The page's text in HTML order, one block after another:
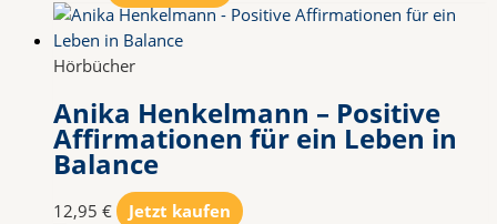
Hörbücher
Anika Henkelmann – Positive
Affirmationen für ein Leben in
Balance
12,95 € Jetzt kaufen